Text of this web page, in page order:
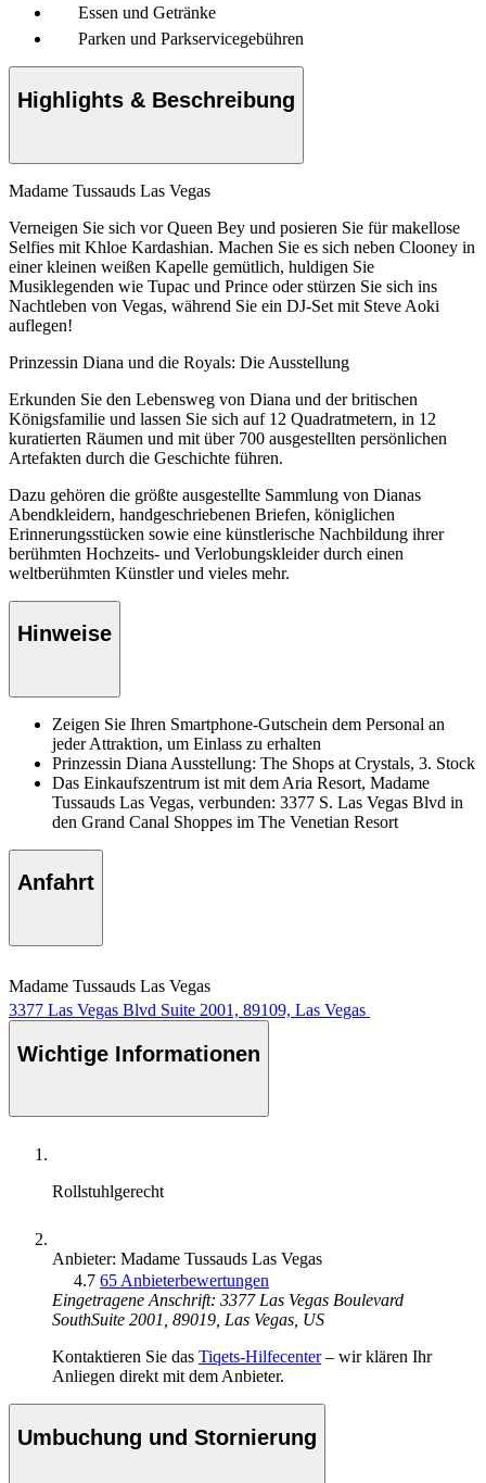
Essen und Getränke
Parken und Parkservicegebühren
Highlights & Beschreibung
Madame Tussauds Las Vegas
Verneigen Sie sich vor Queen Bey und posieren Sie für makellose
Selfies mit Khloe Kardashian. Machen Sie es sich neben Clooney in
einer kleinen weißen Kapelle gemütlich, huldigen Sie
Musiklegenden wie Tupac und Prince oder stürzen Sie sich ins
Nachtleben von Vegas, während Sie ein DJ-Set mit Steve Aoki
auflegen!
Prinzessin Diana und die Royals: Die Ausstellung
Erkunden Sie den Lebensweg von Diana und der britischen
Königsfamilie und lassen Sie sich auf 12 Quadratmetern, in 12
kuratierten Räumen und mit über 700 ausgestellten persönlichen
Artefakten durch die Geschichte führen.
Dazu gehören die größte ausgestellte Sammlung von Dianas
Abendkleidern, handgeschriebenen Briefen, königlichen
Erinnerungsstücken sowie eine künstlerische Nachbildung ihrer
berühmten Hochzeits- und Verlobungskleider durch einen
weltberühmten Künstler und vieles mehr.
Hinweise
Zeigen Sie Ihren Smartphone-Gutschein dem Personal an
jeder Attraktion, um Einlass zu erhalten
Prinzessin Diana Ausstellung: The Shops at Crystals, 3. Stock
Das Einkaufszentrum ist mit dem Aria Resort, Madame
Tussauds Las Vegas, verbunden: 3377 S. Las Vegas Blvd in
den Grand Canal Shoppes im The Venetian Resort
Anfahrt
Madame Tussauds Las Vegas
3377 Las Vegas Blvd Suite 2001, 89109, Las Vegas
Wichtige Informationen
Rollstuhlgerecht
Anbieter: Madame Tussauds Las Vegas
4.7 65 Anbieterbewertungen
Eingetragene Anschrift: 3377 Las Vegas Boulevard
SouthSuite 2001, 89019, Las Vegas, US
Kontaktieren Sie das Tiqets-Hilfecenter– wir klären Ihr
Anliegen direkt mit dem Anbieter.
Umbuchung und Stornierung